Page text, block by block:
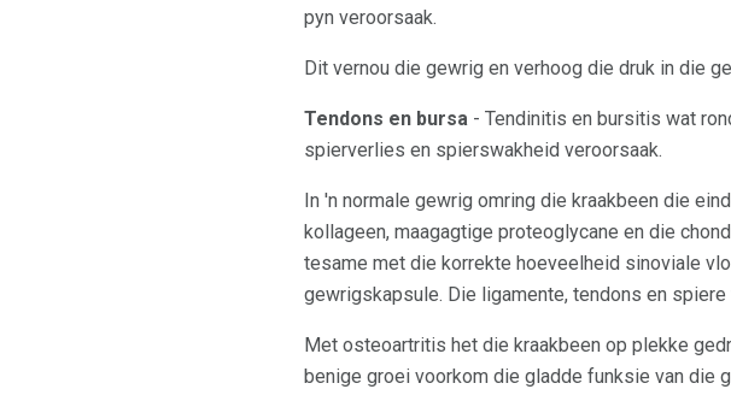
pyn veroorsaak.
Dit vernou die gewrig en verhoog die druk in die
Tendons en bursa - Tendinitis en bursitis wat
spierverlies en spierswakheid veroorsaak.
In 'n normale gewrig omring die kraakbeen die
kollageen, maagagtige proteoglycane en die
tesame met die korrekte hoeveelheid sinoviale
gewrigskapsule. Die ligamente, tendons en
Met osteoartritis het die kraakbeen op plekke
benige groei voorkom die gladde funksie van die